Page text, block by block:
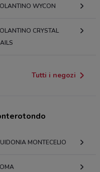
WYCON
CRYSTAL
Tutti i negozi
MONTECELIO